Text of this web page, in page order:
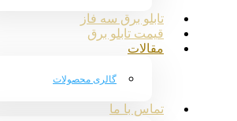
تابلو برق سه فاز
قیمت تابلو برق
مقالات
گالری محصولات
تماس با ما